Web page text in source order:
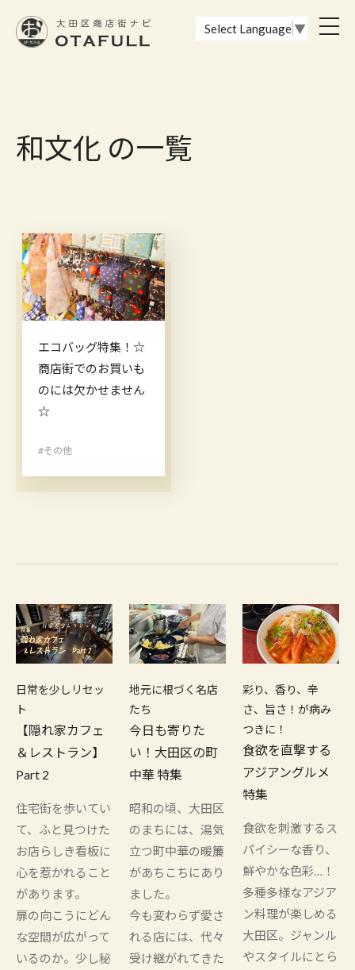
Select Language ▼
和文化 の一覧
エコバッグ特集！☆
商店街でのお買いも
のには欠かせません
☆
#その他
日常を少しリセッ
ト
【隠れ家カフェ
＆レストラン】
Part 2
住宅街を歩いてい
て、ふと見つけた
お店らしき看板に
心を惹かれること
があります。
扉の向こうにどん
な空間が広がって
いるのか。少し秘
地元に根づく名店
たち
今日も寄りた
い！大田区の町
中華 特集
昭和の頃、大田区
のまちには、湯気
立つ町中華の暖簾
があちこちにあり
ました。
今も変わらず愛さ
れる店には、代々
受け継がれてきた
彩り、香り、辛
さ、旨さ！が病み
つきに！
食欲を直撃する
アジアングルメ
特集
食欲を刺激するス
パイシーな香り、
鮮やかな色彩…！
多種多様なアジア
ン料理が楽しめる
大田区。ジャンル
やスタイルにとら